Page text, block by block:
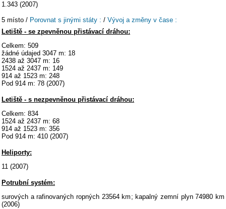
1.343 (2007)
5 místo / Porovnat s jinými státy : / Vývoj a změny v čase :
Letiště - se zpevněnou přistávací dráhou:
Celkem: 509
žádné údajed 3047 m: 18
2438 až 3047 m: 16
1524 až 2437 m: 149
914 až 1523 m: 248
Pod 914 m: 78 (2007)
Letiště - s nezpevněnou přistávací dráhou:
Celkem: 834
1524 až 2437 m: 68
914 až 1523 m: 356
Pod 914 m: 410 (2007)
Heliporty:
11 (2007)
Potrubní systém:
surových a rafinovaných ropných 23564 km; kapalný zemní plyn 74980 km
(2006)